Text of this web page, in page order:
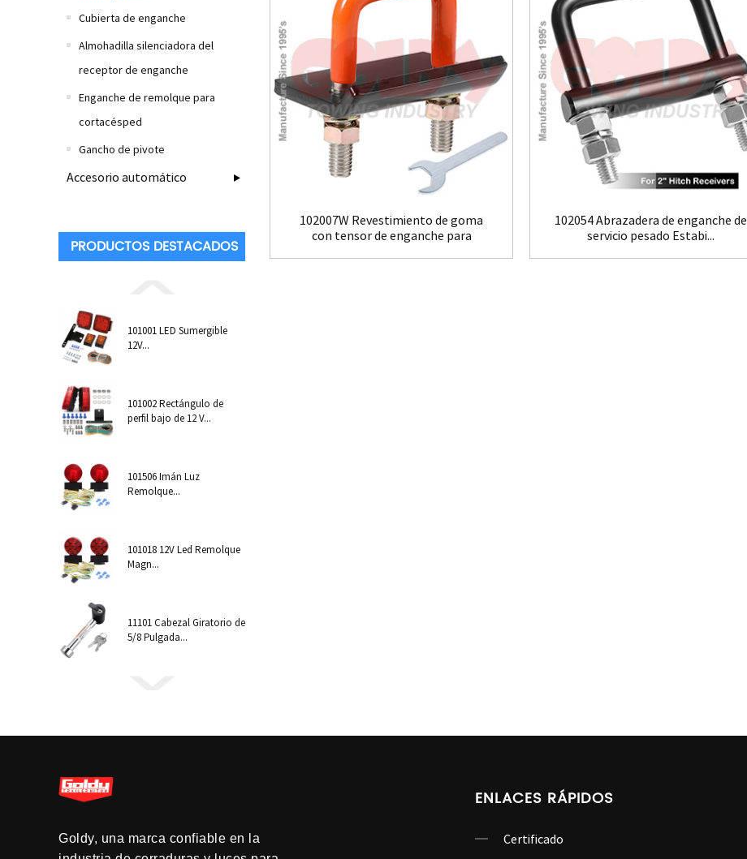
Cubierta de enganche
Almohadilla silenciadora del
receptor de enganche
Enganche de remolque para
cortacésped
Gancho de pivote
Accesorio automático
PRODUCTOS DESTACADOS
101001 LED Sumergible
12V...
101002 Rectángulo de
perfil bajo de 12 V...
101506 Imán Luz
Remolque...
101018 12V Led Remolque
Magn...
11101 Cabezal Giratorio de
5/8 Pulgada...
102007W Revestimiento de goma
con tensor de enganche para
102054 Abrazadera de enganche de
servicio pesado Estabi...
Goldy, una marca confiable en la
ENLACES RÁPIDOS
Certificado